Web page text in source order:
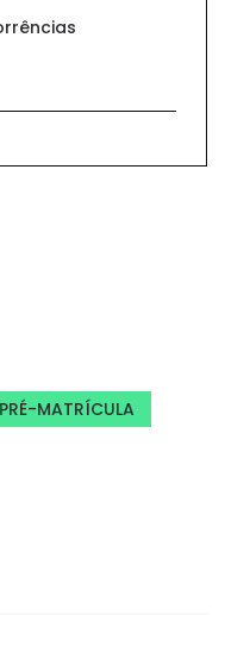
PRÉ-MATRÍCULA